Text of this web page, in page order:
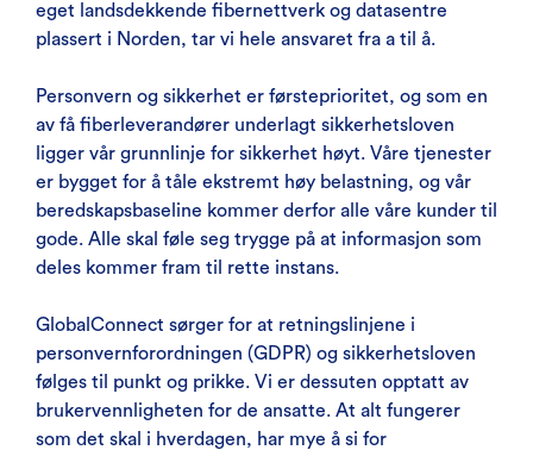
eget landsdekkende fibernettverk og datasentre
plassert i Norden, tar vi hele ansvaret fra a til å.
Personvern og sikkerhet er førsteprioritet, og som en
av få fiberleverandører underlagt sikkerhetsloven
ligger vår grunnlinje for sikkerhet høyt. Våre tjenester
er bygget for å tåle ekstremt høy belastning, og vår
beredskapsbaseline kommer derfor alle våre kunder til
gode. Alle skal føle seg trygge på at informasjon som
deles kommer fram til rette instans.
GlobalConnect sørger for at retningslinjene i
personvernforordningen (GDPR) og sikkerhetsloven
følges til punkt og prikke. Vi er dessuten opptatt av
brukervennligheten for de ansatte. At alt fungerer
som det skal i hverdagen, har mye å si for